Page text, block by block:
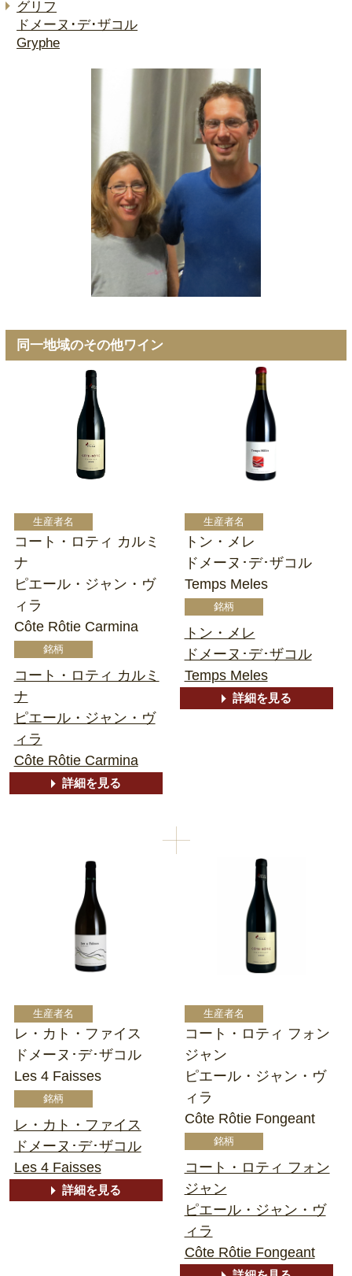
グリフ
ドメーヌ･デ･ザコル
Gryphe
同一地域のその他ワイン
コート・ロティ カルミ
ナ
ピエール・ジャン・ヴ
ィラ
Côte Rôtie Carmina
コート・ロティ カルミ
ナ
ピエール・ジャン・ヴ
ィラ
Côte Rôtie Carmina
詳細を見る
トン・メレ
ドメーヌ･デ･ザコル
Temps Meles
トン・メレ
ドメーヌ･デ･ザコル
Temps Meles
詳細を見る
レ・カト・ファイス
ドメーヌ･デ･ザコル
Les 4 Faisses
レ・カト・ファイス
ドメーヌ･デ･ザコル
Les 4 Faisses
詳細を見る
コート・ロティ フォン
ジャン
ピエール・ジャン・ヴ
ィラ
Côte Rôtie Fongeant
コート・ロティ フォン
ジャン
ピエール・ジャン・ヴ
ィラ
Côte Rôtie Fongeant